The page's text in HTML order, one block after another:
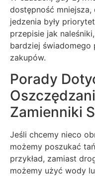
dostępność
jedzenia były
przepisie jak
bardziej
zakupów.
Porady
Zamienniki
Jeśli chcemy nieco
możemy poszukać
przykład, zamiast
możemy użyć wody